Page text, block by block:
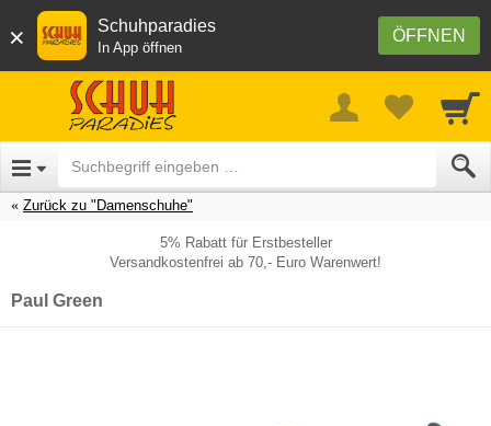
× ÖFFNEN
Schuhparadies
In App öffnen
Zurück zu "Damenschuhe"
5% Rabatt für Erstbesteller
Versandkostenfrei ab 70,- Euro Warenwert!
Paul Green